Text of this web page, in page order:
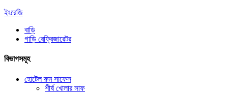
ইংরেজি
বাড়ি
গাড়ি রেফ্রিজারেটর
বিভাগসমূহ
হোটেল রুম সাফেস
শীর্ষ খোলার সাফ